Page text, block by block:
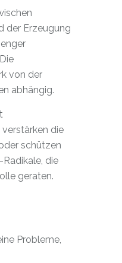
der Erzeugung
von der
abhängig.
die
schützen
die
geraten.
Probleme,